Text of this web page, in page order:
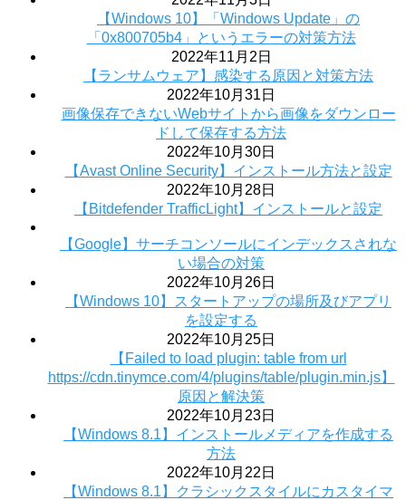
【Windows 10】「Windows Update」の
「0x800705b4」というエラーの対策方法
2022年11月2日
【ランサムウェア】感染する原因と対策方法
2022年10月31日
画像保存できないWebサイトから画像をダウンロー
ドして保存する方法
2022年10月30日
【Avast Online Security】インストール方法と設定
2022年10月28日
【Bitdefender TrafficLight】インストールと設定
【Google】サーチコンソールにインデックスされな
い場合の対策
2022年10月26日
【Windows 10】スタートアップの場所及びアプリ
を設定する
2022年10月25日
【Failed to load plugin: table from url
https://cdn.tinymce.com/4/plugins/table/plugin.min.js】
原因と解決策
2022年10月23日
【Windows 8.1】インストールメディアを作成する
方法
2022年10月22日
【Windows 8.1】クラシックスタイルにカスタイマ